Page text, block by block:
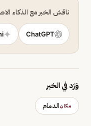
ناقش الخبر مع الذكاء
ChatGPT
وَرَد في الخبر
مكانالدمام